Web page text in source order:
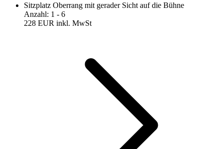
Sitzplatz Oberrang mit gerader Sicht auf die Bühne
Anzahl: 1 - 6
228 EUR inkl. MwSt